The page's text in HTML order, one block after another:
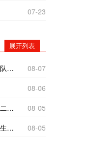
07-23
展开列表
从幼儿园到临床一线！华科大专家团队全方位帮扶临翔妇幼
08-07
08-06
武汉协和医院知名专家本周五将到市二院义诊！
08-05
走出校园进村寨！协和医院硕博研究生到南美乡探寻基层医疗“真问题”
08-05